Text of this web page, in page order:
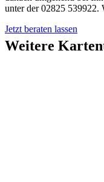
unter der 02825 539922.
Jetzt beraten lassen
Weitere